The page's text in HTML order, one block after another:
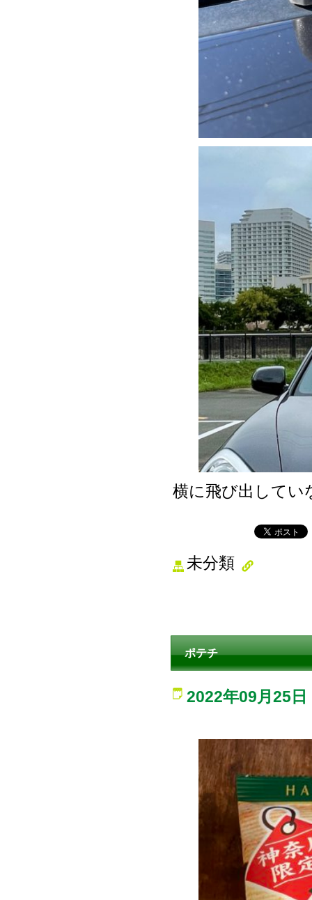
横に飛び出してい
未分類
ポテチ
2022年09月25日